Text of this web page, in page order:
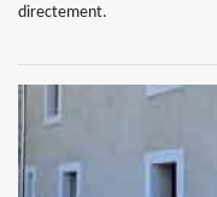
directement.